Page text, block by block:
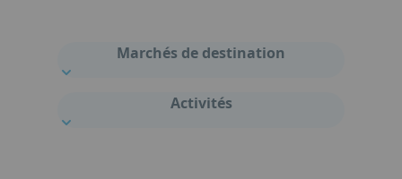
Marchés de destination
Activités